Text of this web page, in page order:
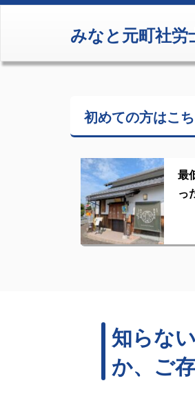
みなと元町社労
初めての方はこ
最
っ
知らな
か、ご